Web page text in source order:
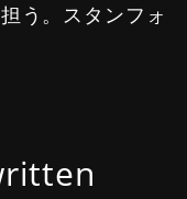
う。スタンフォ